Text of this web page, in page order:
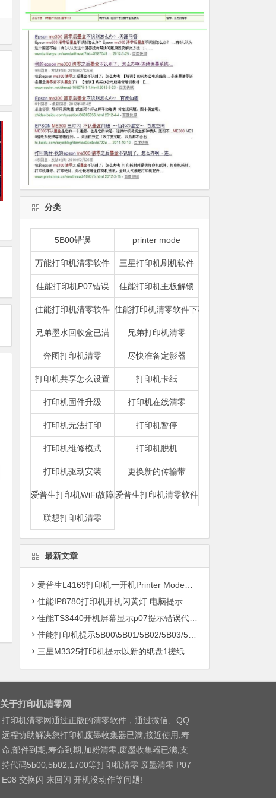
分类
5B00错误 printer mode
万能打印机清零软件 三星打印机刷机软件
佳能打印机P07错误 佳能打印机主板解锁
佳能打印机清零软件 佳能打印机清零软件下载
兄弟墨水回收盒已满 兄弟打印机清零
奔图打印机清零 尽快准备定影器
打印机共享怎么设置 打印机卡纸
打印机固件升级 打印机在线清零
打印机无法打印 打印机暂停
打印机维修模式 打印机脱机
打印机驱动安装 更换新的传输带
爱普生打印机WiFi故障爱普生打印机清零软件
联想打印机清零
最新文章
爱普生L4169打印机一开机Printer Mode故障主板维修
佳能IP8780打印机开机闪黄灯 电脑提示错误5B00快速解决方案清零
佳能TS3440开机屏幕显示p07提示错误代码5B00快速解决方案 清零
佳能打印机提示5B00\5B01/5B02/5B03/5B04/5B11/5B12/5B13/5B14/1700/1702/1703/1704
三星M3325打印机提示以新的纸盘1搓纸轮进行更换
关于打印机清零网
打印机清零网通过正版的清零软件，通过微信、QQ
远程协助解决您打印机废墨收集器已满,接近使用,寿
命,部件到期,寿命到期,加粉清零,废墨收集器已满,支
持代码5b00,5b02,1700等打印机清零 废墨清零 P07
E08 交换闪 来回闪 开机没动作等问题!